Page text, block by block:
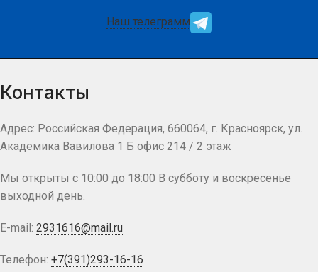
Наш телеграмм
Контакты
Адрес: Российская Федерация, 660064, г. Красноярск, ул.
Академика Вавилова 1 Б офис 214 / 2 этаж
Мы открыты с 10:00 до 18:00 В субботу и воскресенье
выходной день.
E-mail: 2931616@mail.ru
Телефон: +7(391)293-16-16